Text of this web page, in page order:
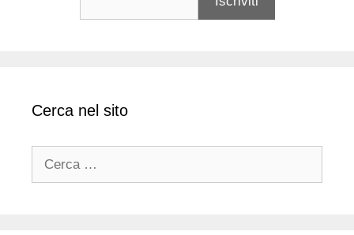
Cerca nel sito